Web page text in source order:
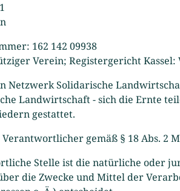
162 142 09938
Verein; Registergericht Kassel:
Netzwerk Solidarische
Landwirtschaft - sich die Ernte
gestattet.
gemäß § 18 Abs. 2
Stelle ist die natürliche oder
die Zwecke und Mittel der